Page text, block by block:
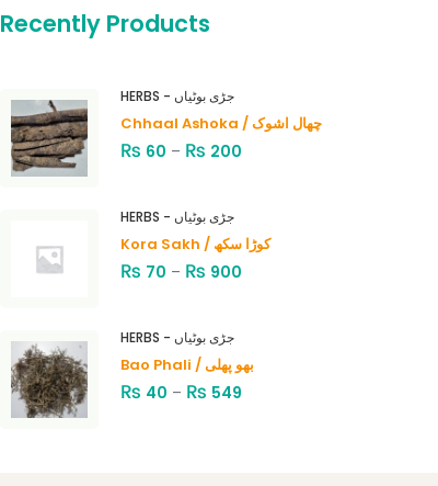
Recently Products
HERBS - جڑی بوٹیاں
Chhaal Ashoka / چھال اشوک
₨ 60 – ₨ 200
HERBS - جڑی بوٹیاں
Kora Sakh / کوڑا سکھ
₨ 70 – ₨ 900
HERBS - جڑی بوٹیاں
Bao Phali / بھو پھلی
₨ 40 – ₨ 549